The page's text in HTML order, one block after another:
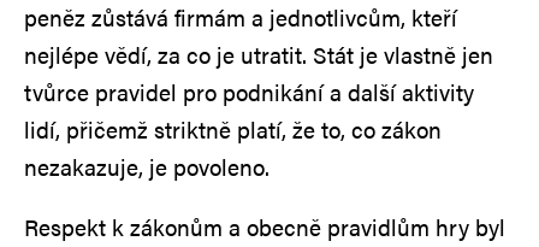
peněz zůstává firmám a jednotlivcům, kteří
nejlépe vědí, za co je utratit. Stát je vlastně jen
tvůrce pravidel pro podnikání a další aktivity
lidí, přičemž striktně platí, že to, co zákon
nezakazuje, je povoleno.
Respekt k zákonům a obecně pravidlům hry byl